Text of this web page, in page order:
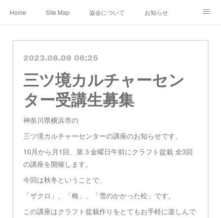
Home Site Map 協会について お知らせ
ショップ&ギャラリー Instagram
教室 認定講師 ブログ 規約
2023.08.09 06:25
三ツ境カルチャーセン
ター受講生募集
神奈川県横浜市の
三ツ境カルチャーセンターの講座のお知らせです。
10月から月1回、第３金曜日午前にクラフト盆栽 全3回
の講座を開催します。
今回は秋冬ということで、
「ザクロ」、「梅」、「雪のかかった松」です。
この講座はクラフト盆栽作りをとてもお手軽に楽しんで